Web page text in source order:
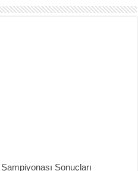
Sonuçları